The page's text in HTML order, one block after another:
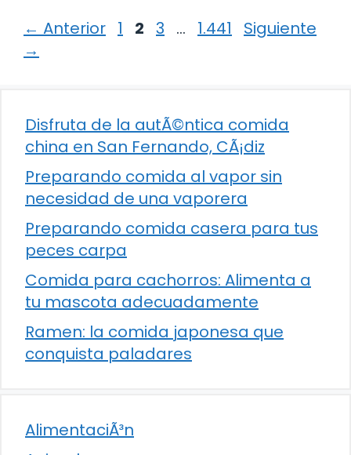
← Anterior Página
1 Página
2 Página
3 … Página
1.441
Siguiente
→
Disfruta de la autÃ©ntica comida
china en San Fernando, CÃ¡diz
Preparando comida al vapor sin
necesidad de una vaporera
Preparando comida casera para tus
peces carpa
Comida para cachorros: Alimenta a
tu mascota adecuadamente
Ramen: la comida japonesa que
conquista paladares
AlimentaciÃ³n